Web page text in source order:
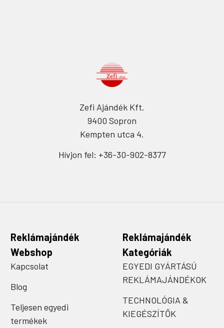
Zefi Ajándék Kft.
9400 Sopron
Kempten utca 4.
Hívjon fel: +36-30-902-8377
Reklámajándék
Webshop
Kapcsolat
Blog
Teljesen egyedi
termékek
Reklámajándék
Kategóriák
EGYEDI GYÁRTÁSÚ
REKLÁMAJÁNDÉKOK
TECHNOLÓGIA &
KIEGÉSZÍTŐK